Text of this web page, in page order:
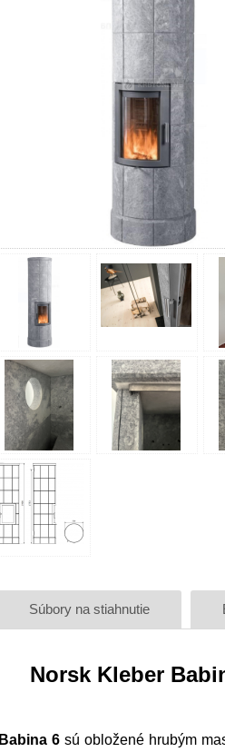
Súbory na stiahnutie
Norsk Kleber
Babina 6 sú obložené hrubým